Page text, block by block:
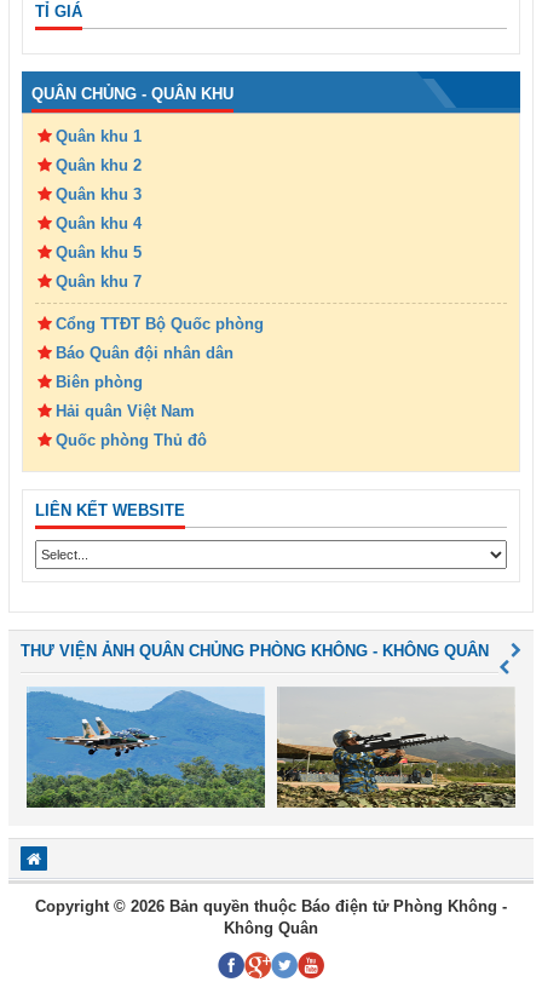
TỈ GIÁ
QUÂN CHỦNG - QUÂN KHU
Quân khu 1
Quân khu 2
Quân khu 3
Quân khu 4
Quân khu 5
Quân khu 7
Cổng TTĐT Bộ Quốc phòng
Báo Quân đội nhân dân
Biên phòng
Hải quân Việt Nam
Quốc phòng Thủ đô
LIÊN KẾT WEBSITE
THƯ VIỆN ẢNH QUÂN CHỦNG PHÒNG KHÔNG - KHÔNG QUÂN
Copyright © 2026 Bản quyền thuộc Báo điện tử Phòng Không -
Không Quân